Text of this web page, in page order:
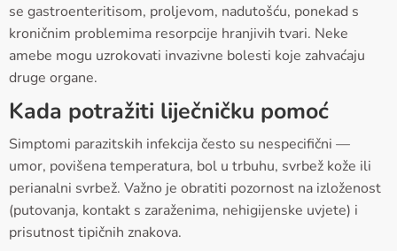
se gastroenteritisom, proljevom, nadutošću, ponekad s
kroničnim problemima resorpcije hranjivih tvari. Neke
amebe mogu uzrokovati invazivne bolesti koje zahvaćaju
druge organe.
Kada potražiti liječničku pomoć
Simptomi parazitskih infekcija često su nespecifični —
umor, povišena temperatura, bol u trbuhu, svrbež kože ili
perianalni svrbež. Važno je obratiti pozornost na izloženost
(putovanja, kontakt s zaraženima, nehigijenske uvjete) i
prisutnost tipičnih znakova.